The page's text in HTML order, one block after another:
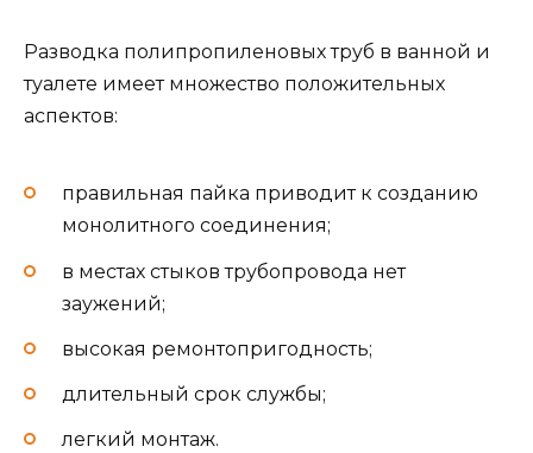
Разводка полипропиленовых труб в ванной и
туалете имеет множество положительных
аспектов:
правильная пайка приводит к созданию
монолитного соединения;
в местах стыков трубопровода нет
заужений;
высокая ремонтопригодность;
длительный срок службы;
легкий монтаж.